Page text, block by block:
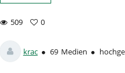
509
views
0
favorites
krac 69 Medien